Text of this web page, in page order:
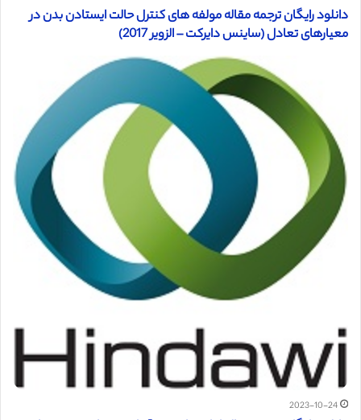
دانلود رایگان ترجمه مقاله مولفه های کنترل حالت ایستادن بدن در
معیارهای تعادل (ساینس دایرکت – الزویر 2017)
2023-10-24